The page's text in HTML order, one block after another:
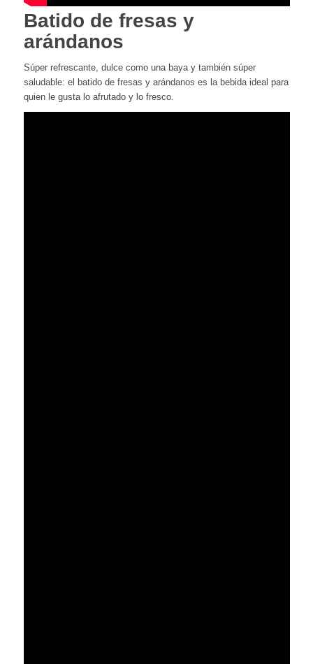
Batido de fresas y
arándanos
Súper refrescante, dulce como una baya y también súper
saludable: el batido de fresas y arándanos es la bebida ideal para
quien le gusta lo afrutado y lo fresco.